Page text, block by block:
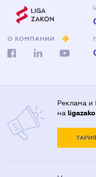
О КОМПАНИИ
Реклама и
на